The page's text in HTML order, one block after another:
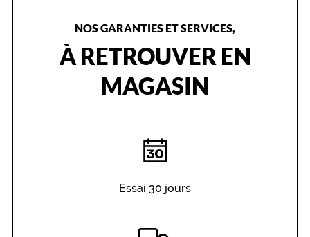
NOS GARANTIES ET SERVICES,
À RETROUVER EN
MAGASIN
Essai 30 jours